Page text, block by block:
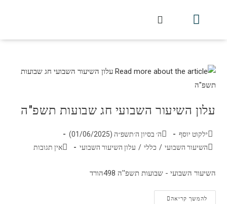
עלון השיעור השבועי חג שבועות תשפ"ה
ילקוט יוסף
ה׳ בסיון ה׳תשפ״ה (01/06/2025)
השיעור השבועי / כללי / עלון השיעור השבועי אין תגובות
השיעור השבועי - שבועות תשפ''ה 498הורד
להמשך קריאה